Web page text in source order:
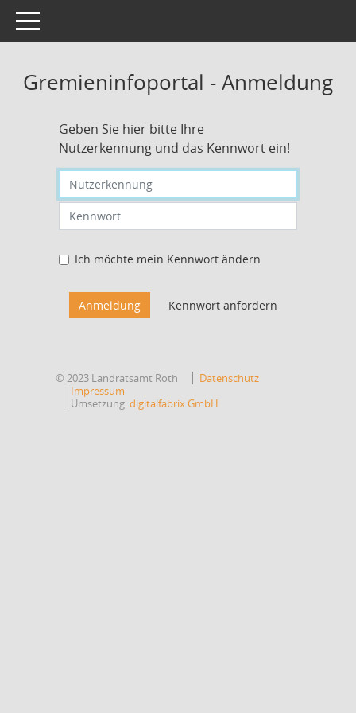
Toggle navigation
Gremieninfoportal - Anmeldung
Geben Sie hier bitte Ihre
Nutzerkennung und das Kennwort ein!
Nutzerkennung eingeben
Kennwort eingeben
Ich möchte mein Kennwort ändern
© 2023 Landratsamt Roth
Datenschutz
Impressum
Umsetzung:digitalfabrix GmbH